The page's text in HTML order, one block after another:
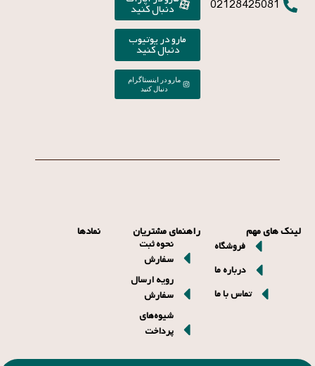
02128425081
دنبال کنید
مارو در یوتیوب
دنبال کنید
مارو در اینستاگرام
دنبال کنید
لینک های مهم
فروشگاه
درباره ما
تماس با ما
راهنمای مشتریان
نحوه ثبت
سفارش
رویه ارسال
سفارش
شیوه‌های
پرداخت
نمادها